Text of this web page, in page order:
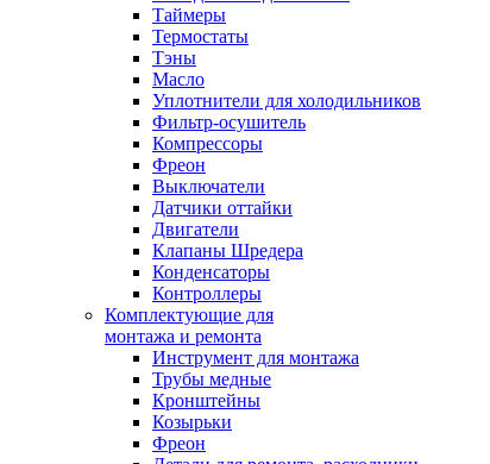
Таймеры
Термостаты
Тэны
Масло
Уплотнители для холодильников
Фильтр-осушитель
Компрессоры
Фреон
Выключатели
Датчики оттайки
Двигатели
Клапаны Шредера
Конденсаторы
Контроллеры
Комплектующие для
монтажа и ремонта
Инструмент для монтажа
Трубы медные
Кронштейны
Козырьки
Фреон